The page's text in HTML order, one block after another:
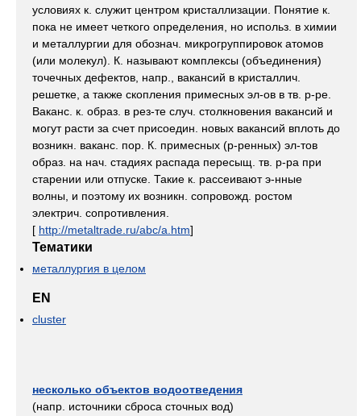
условиях к. служит центром кристаллизации. Понятие к.
пока не имеет четкого определения, но использ. в химии
и металлургии для обознач. микрогруппировок атомов
(или молекул). К. называют комплексы (объединения)
точечных дефектов, напр., вакансий в кристаллич.
решетке, а также скопления примесных эл-ов в тв. р-ре.
Ваканс. к. образ. в рез-те случ. столкновения вакансий и
могут расти за счет присоедин. новых вакансий вплоть до
возникн. ваканс. пор. К. примесных (р-ренных) эл-тов
образ. на нач. стадиях распада пересыщ. тв. р-ра при
старении или отпуске. Такие к. рассеивают э-нные
волны, и поэтому их возникн. сопровожд. ростом
электрич. сопротивления.
[ http://metaltrade.ru/abc/a.htm]
Тематики
металлургия в целом
EN
cluster
несколько объектов водоотведения
(напр. источники сброса сточных вод)